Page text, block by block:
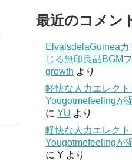
最近のコメン
ElvalsdelaGuinea
じる無印良品BGM
growth より
軽快な人力エレク
Yougotmefeelingが
に YU より
軽快な人力エレク
Yougotmefeelingが
に Y より